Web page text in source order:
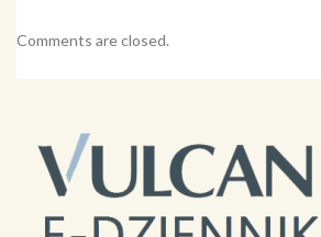
Comments are closed.